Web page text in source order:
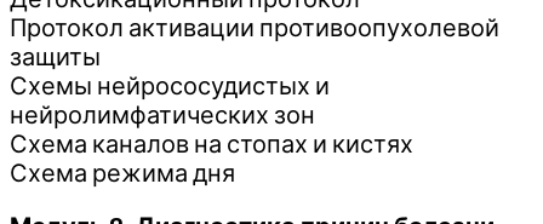
Протокол активации противоопухолевой
защиты
Схемы нейрососудистых и
нейролимфатических зон
Схема каналов на стопах и кистях
Схема режима дня